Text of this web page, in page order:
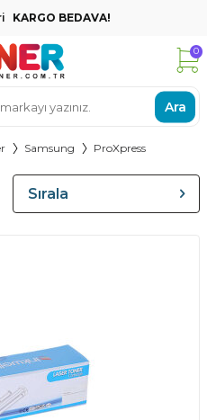
KARGO BEDAVA!
Ara
0
Samsung ProXpress
Sırala